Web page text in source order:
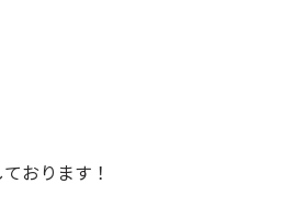
おります！